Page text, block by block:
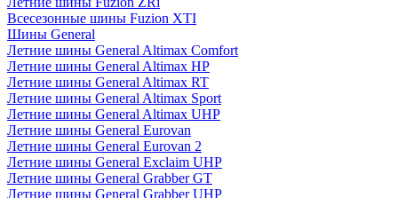
Всесезонные шины Fuzion XTI
Шины General
Летние шины General Altimax Comfort
Летние шины General Altimax HP
Летние шины General Altimax RT
Летние шины General Altimax Sport
Летние шины General Altimax UHP
Летние шины General Eurovan
Летние шины General Eurovan 2
Летние шины General Exclaim UHP
Летние шины General Grabber GT
Летние шины General Grabber UHP